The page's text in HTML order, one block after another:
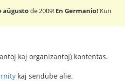
aŭgustode 2009! En Germanio! Kun
kaj organizantoj) kontentas.
kaj sendube alie.